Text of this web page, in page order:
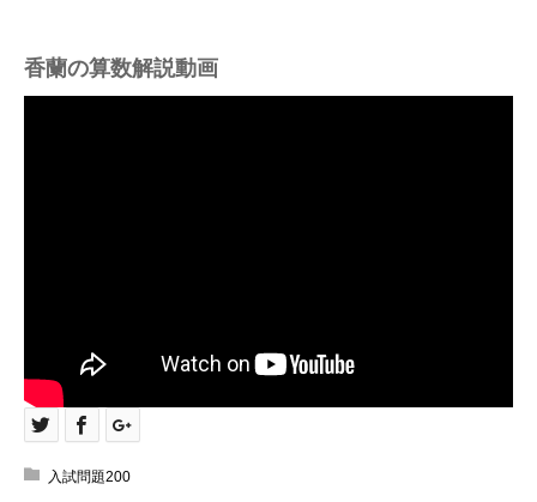
香蘭の算数解説動画
入試問題200